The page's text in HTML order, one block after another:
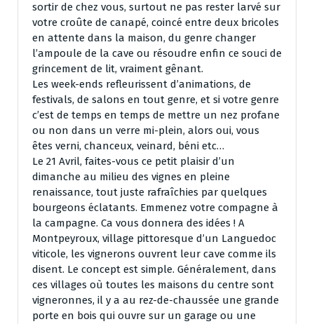
sortir de chez vous, surtout ne pas rester larvé sur
votre croûte de canapé, coincé entre deux bricoles
en attente dans la maison, du genre changer
l’ampoule de la cave ou résoudre enfin ce souci de
grincement de lit, vraiment gênant.
Les week-ends refleurissent d’animations, de
festivals, de salons en tout genre, et si votre genre
c’est de temps en temps de mettre un nez profane
ou non dans un verre mi-plein, alors oui, vous
êtes verni, chanceux, veinard, béni etc…
Le 21 Avril, faites-vous ce petit plaisir d’un
dimanche au milieu des vignes en pleine
renaissance, tout juste rafraîchies par quelques
bourgeons éclatants. Emmenez votre compagne à
la campagne. Ca vous donnera des idées ! A
Montpeyroux, village pittoresque d’un Languedoc
viticole, les vignerons ouvrent leur cave comme ils
disent. Le concept est simple. Généralement, dans
ces villages où toutes les maisons du centre sont
vigneronnes, il y a au rez-de-chaussée une grande
porte en bois qui ouvre sur un garage ou une